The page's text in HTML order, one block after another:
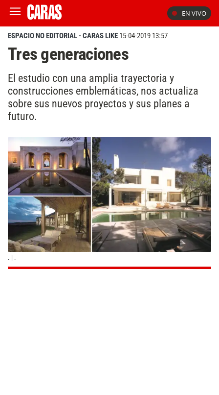
EN VIVO
ESPACIO NO EDITORIAL - CARAS LIKE 15-04-2019 13:57
Tres generaciones
El estudio con una amplia trayectoria y
construcciones emblemáticas, nos actualiza
sobre sus nuevos proyectos y sus planes a
futuro.
. | .